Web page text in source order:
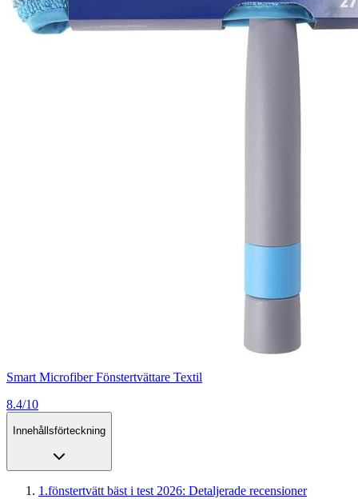
Smart Microfiber Fönstertvättare Textil
8.4/10
Innehållsförteckning
1 .fönstertvätt bäst i test 2026: Detaljerade recensioner